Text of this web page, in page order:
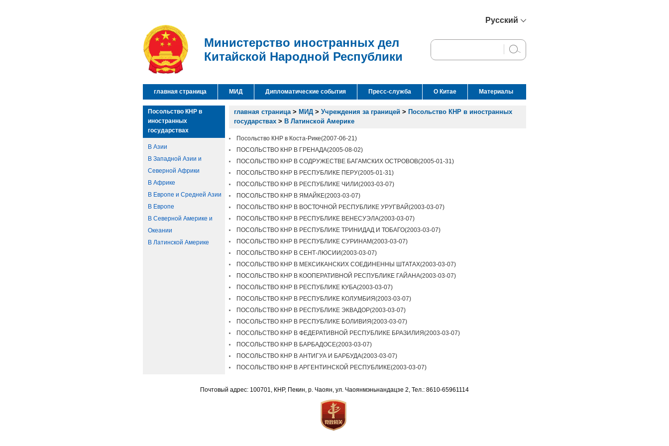
Русский
English
Español
Министерство иностранных дел
Китайской Народной Республики
главная страница МИД Дипломатические события Пресс-служба О Китае Материалы
Посольство КНР в
иностранных
государствах
В Азии
В Западной Азии и
Северной Африки
В Африке
В Европе и Средней Азии
В Европе
В Северной Америке и
Океании
В Латинской Америке
главная страница> МИД > Учреждения за границей > Посольство КНР в иностранных
государствах > В Латинской Америке
Посольство КНР в Коста-Рике(2007-06-21)
ПОСОЛЬСТВО КНР В ГРЕНАДА(2005-08-02)
ПОСОЛЬСТВО КНР В СОДРУЖЕСТВЕ БАГАМСКИХ ОСТРОВОВ(2005-01-31)
ПОСОЛЬСТВО КНР В РЕСПУБЛИКЕ ПЕРУ(2005-01-31)
ПОСОЛЬСТВО КНР В РЕСПУБЛИКЕ ЧИЛИ(2003-03-07)
ПОСОЛЬСТВО КНР В ЯМАЙКЕ(2003-03-07)
ПОСОЛЬСТВО КНР В ВОСТОЧНОЙ РЕСПУБЛИКЕ УРУГВАЙ(2003-03-07)
ПОСОЛЬСТВО КНР В РЕСПУБЛИКЕ ВЕНЕСУЭЛА(2003-03-07)
ПОСОЛЬСТВО КНР В РЕСПУБЛИКЕ ТРИНИДАД И ТОБАГО(2003-03-07)
ПОСОЛЬСТВО КНР В РЕСПУБЛИКЕ СУРИНАМ(2003-03-07)
ПОСОЛЬСТВО КНР В СЕНТ-ЛЮСИИ(2003-03-07)
ПОСОЛЬСТВО КНР В МЕКСИКАНСКИХ СОЕДИНЕННЫ ШТАТАХ(2003-03-07)
ПОСОЛЬСТВО КНР В КООПЕРАТИВНОЙ РЕСПУБЛИКЕ ГАЙАНА(2003-03-07)
ПОСОЛЬСТВО КНР В РЕСПУБЛИКЕ КУБА(2003-03-07)
ПОСОЛЬСТВО КНР В РЕСПУБЛИКЕ КОЛУМБИЯ(2003-03-07)
ПОСОЛЬСТВО КНР В РЕСПУБЛИКЕ ЭКВАДОР(2003-03-07)
ПОСОЛЬСТВО КНР В РЕСПУБЛИКЕ БОЛИВИЯ(2003-03-07)
ПОСОЛЬСТВО КНР В ФЕДЕРАТИВНОЙ РЕСПУБЛИКЕ БРАЗИЛИЯ(2003-03-07)
ПОСОЛЬСТВО КНР В БАРБАДОСЕ(2003-03-07)
ПОСОЛЬСТВО КНР В АНТИГУА И БАРБУДА(2003-03-07)
ПОСОЛЬСТВО КНР В АРГЕНТИНСКОЙ РЕСПУБЛИКЕ(2003-03-07)
Почтовый адрес: 100701, КНР, Пекин, р. Чаоян, ул. Чаоянмэньнандацзе 2, Тел.: 8610-65961114